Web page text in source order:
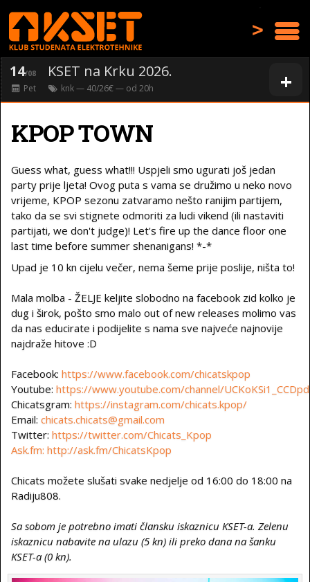
>
+
14/08 KSET na Krku 2026.
Pet knk— 40/26€ — od 20h
KPOP TOWN
Guess what, guess what!!! Uspjeli smo ugurati još jedan
party prije ljeta! Ovog puta s vama se družimo u neko novo
vrijeme, KPOP sezonu zatvaramo nešto ranijim partijem,
tako da se svi stignete odmoriti za ludi vikend (ili nastaviti
partijati, we don't judge)! Let's fire up the dance floor one
last time before summer shenanigans! *-*
Upad je 10 kn cijelu večer, nema šeme prije poslije, ništa to!
Mala molba - ŽELJE keljite slobodno na facebook zid kolko je
dug i širok, pošto smo malo out of new releases molimo vas
da nas educirate i podijelite s nama sve najveće najnovije
najdraže hitove :D
Facebook: https://www.facebook.com/chicatskpop
Youtube: https://www.youtube.com/channel/
Chicatsgram: https://instagram.com/chicats.kpop/
Email: chicats.chicats@gmail.com
Twitter: https://twitter.com/Chicats_Kpop
Ask.fm: http://ask.fm/ChicatsKpop
Chicats možete slušati svake nedjelje od 16:00 do 18:00 na
Radiju808.
Sa sobom je potrebno imati člansku iskaznicu KSET-a. Zelenu
iskaznicu nabavite na ulazu (5 kn) ili preko dana na šanku
KSET-a (0 kn).